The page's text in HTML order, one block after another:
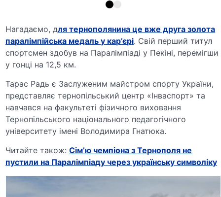
Нагадаємо, для тернополянина це вже друга золота
паралімпійська медаль у кар’єрі. Свій перший титул
спортсмен здобув на Паралімпіаді у Пекіні, перемігши
у гонці на 12,5 км.
Тарас Радь є Заслуженим майстром спорту України,
представляє тернопільський центр «Інваспорт» та
навчався на факультеті фізичного виховання
Тернопільського національного педагогічного
університету імені Володимира Гнатюка.
Читайте також:Сім’ю чемпіона з Тернополя не
пустили на Паралімпіаду через українську символіку